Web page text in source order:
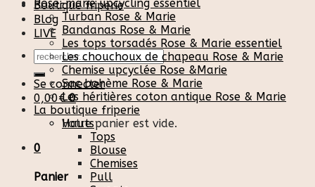
Boutique friperie
Blog
LIVE
Recherche
pour :
Se connecter
0,00€ 0
Votre panier est vide.
0
Panier
Rose-marie upcycling essentiel
Turban Rose & Marie
Bandanas Rose & Marie
Les tops torsadés Rose & Marie essentiel
Les chouchoux de chapeau Rose & Marie
Chemise upcyclée Rose &Marie
Sac bohème Rose & Marie
Les héritières coton antique Rose & Marie
La boutique friperie
Hauts
Tops
Blouse
Chemises
Pull